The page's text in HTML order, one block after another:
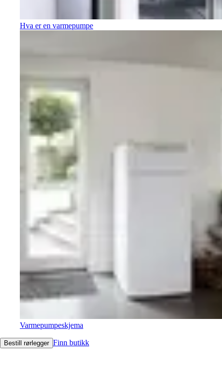
Hva er en varmepumpe
Varmepumpeskjema
Bestill rørlegger Finn butikk